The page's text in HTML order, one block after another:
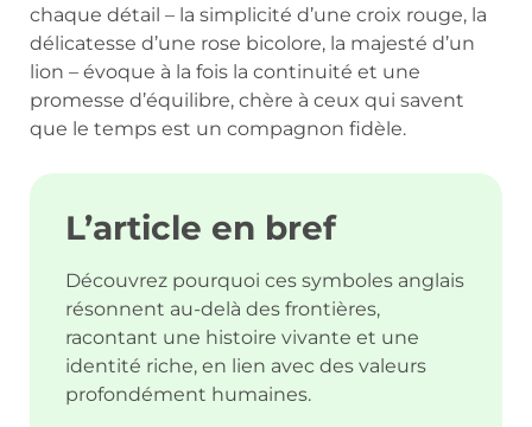
chaque détail – la simplicité d’une croix rouge, la
délicatesse d’une rose bicolore, la majesté d’un
lion – évoque à la fois la continuité et une
promesse d’équilibre, chère à ceux qui savent
que le temps est un compagnon fidèle.
L’article en bref
Découvrez pourquoi ces symboles anglais
résonnent au-delà des frontières,
racontant une histoire vivante et une
identité riche, en lien avec des valeurs
profondément humaines.